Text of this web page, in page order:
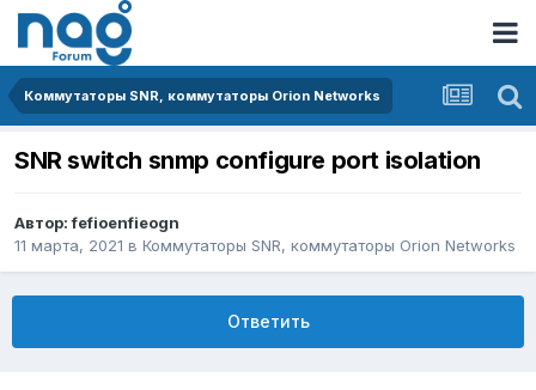
Коммутаторы SNR, коммутаторы Orion Networks
SNR switch snmp configure port isolation
Автор:fefioenfieogn
11 марта, 2021 в Коммутаторы SNR, коммутаторы Orion Networks
Ответить